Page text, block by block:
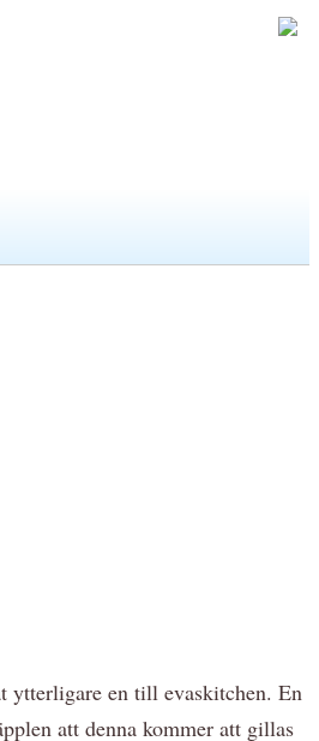
ytterligare en till evaskitchen. En
att denna kommer att gillas